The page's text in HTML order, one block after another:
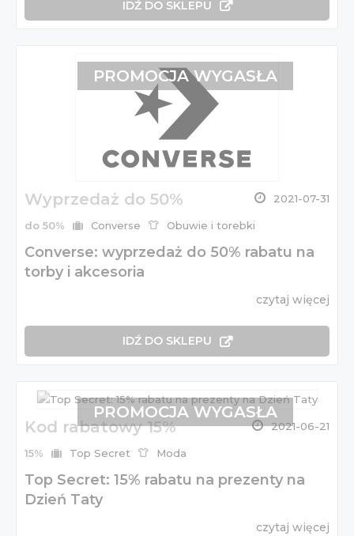
IDŹ DO SKLEPU
Wyprzedaż do 50% 2021-07-31
do 50% Converse Obuwie i torebki
Converse: wyprzedaż do 50% rabatu na
torby i akcesoria
czytaj więcej
IDŹ DO SKLEPU
PROMOCJA WYGASŁA
Kod rabatowy 15% 2021-06-21
15% Top Secret Moda
Top Secret: 15% rabatu na prezenty na
Dzień Taty
czytaj więcej
PROMOCJA WYGASŁA